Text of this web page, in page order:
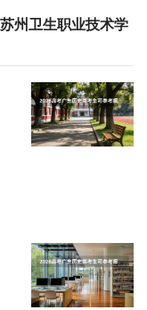
州卫生职业技术学